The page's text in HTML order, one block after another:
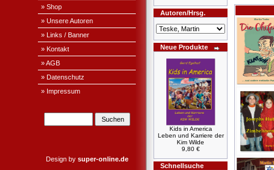
» Shop
» Unsere Autoren
» Links / Banner
» Kontakt
» AGB
» Datenschutz
» Impressum
Design by super-online.de
Autoren/Hrsg.
Neue Produkte
Kids in America
Leben und Karriere der
Kim Wilde
9,80 €
Schnellsuche